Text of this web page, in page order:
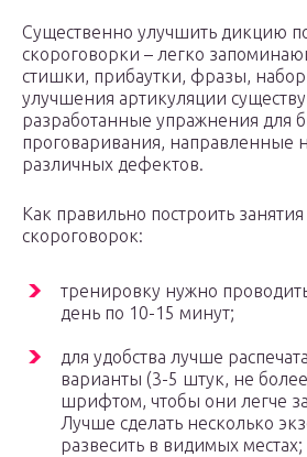
Существенно улучшить дикцию
скороговорки – легко
стишки, прибаутки, фразы,
улучшения артикуляции
разработанные упражнения для
проговаривания, направленные
различных дефектов.
Как правильно построить
скороговорок:
тренировку нужно
день по 10-15 минут;
для удобства лучше
варианты (3-5 штук, не
шрифтом, чтобы они легче
Лучше сделать несколько
развесить в видимых местах;